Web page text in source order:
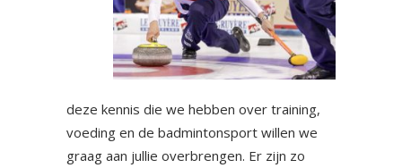
deze kennis die we hebben over training,
voeding en de badmintonsport willen we
graag aan jullie overbrengen. Er zijn zo